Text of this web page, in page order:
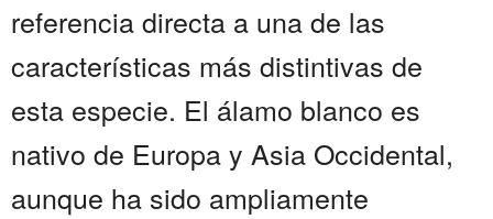
referencia directa a una de las
características más distintivas de
esta especie. El álamo blanco es
nativo de Europa y Asia Occidental,
aunque ha sido ampliamente